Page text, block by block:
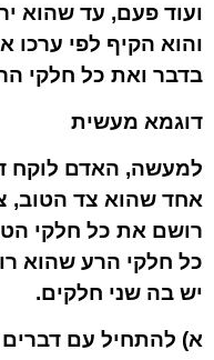
ועוד פעם, עד שהוא
והוא הקיף לפי
בדבר ואת כל חלקי
דוגמא מעשית
למעשה, האדם לוקח
אחד שהוא צד הטוב,
רושם את כל חלקי
כל חלקי הרע שהוא
יש בה שני חלקים.
א) להתחיל עם